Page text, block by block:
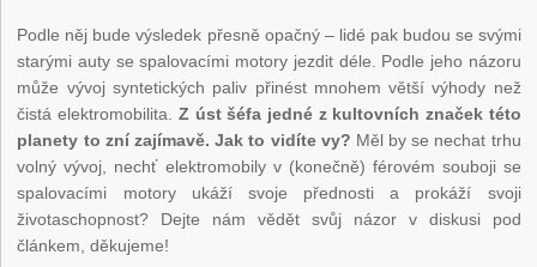
Podle něj bude výsledek přesně opačný – lidé pak budou se svými
starými auty se spalovacími motory jezdit déle. Podle jeho názoru
může vývoj syntetických paliv přinést mnohem větší výhody než
čistá elektromobilita. Z úst šéfa jedné z kultovních značek této
planety to zní zajímavě. Jak to vidíte vy? Měl by se nechat trhu
volný vývoj, nechť elektromobily v (konečně) férovém souboji se
spalovacími motory ukáží svoje přednosti a prokáží svoji
životaschopnost? Dejte nám vědět svůj názor v diskusi pod
článkem, děkujeme!